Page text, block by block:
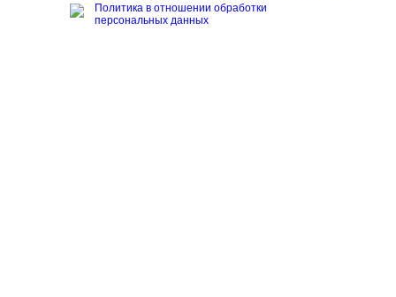
Политика в отношении обработки
персональных данных